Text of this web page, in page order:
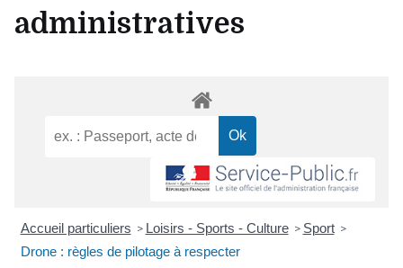
administratives
Accueil particuliers > Loisirs - Sports - Culture > Sport >
Drone : règles de pilotage à respecter